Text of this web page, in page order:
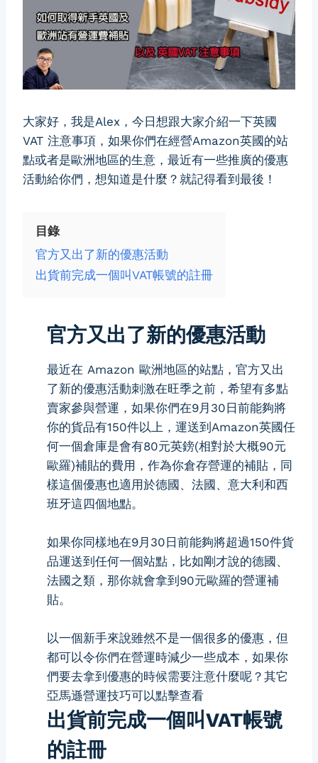
大家好，我是Alex，今日想跟大家介紹一下英國
VAT 注意事項，如果你們在經營Amazon英國的站
點或者是歐洲地區的生意，最近有一些推廣的優惠
活動給你們，想知道是什麼？就記得看到最後！
目錄
官方又出了新的優惠活動
出貨前完成一個叫VAT帳號的註冊
官方又出了新的優惠活動
最近在 Amazon 歐洲地區的站點，官方又出
了新的優惠活動刺激在旺季之前，希望有多點
賣家參與營運，如果你們在9月30日前能夠將
你的貨品有150件以上，運送到Amazon英國任
何一個倉庫是會有80元英鎊(相對於大概90元
歐羅)補貼的費用，作為你倉存營運的補貼，同
樣這個優惠也適用於德國、法國、意大利和西
班牙這四個地點。
如果你同樣地在9月30日前能夠將超過150件貨
品運送到任何一個站點，比如剛才說的德國、
法國之類，那你就會拿到90元歐羅的營運補
貼。
以一個新手來說雖然不是一個很多的優惠，但
都可以令你們在營運時減少一些成本，如果你
們要去拿到優惠的時候需要注意什麼呢？其它
亞馬遜營運技巧可以點擊查看
出貨前完成一個叫VAT帳號
的註冊